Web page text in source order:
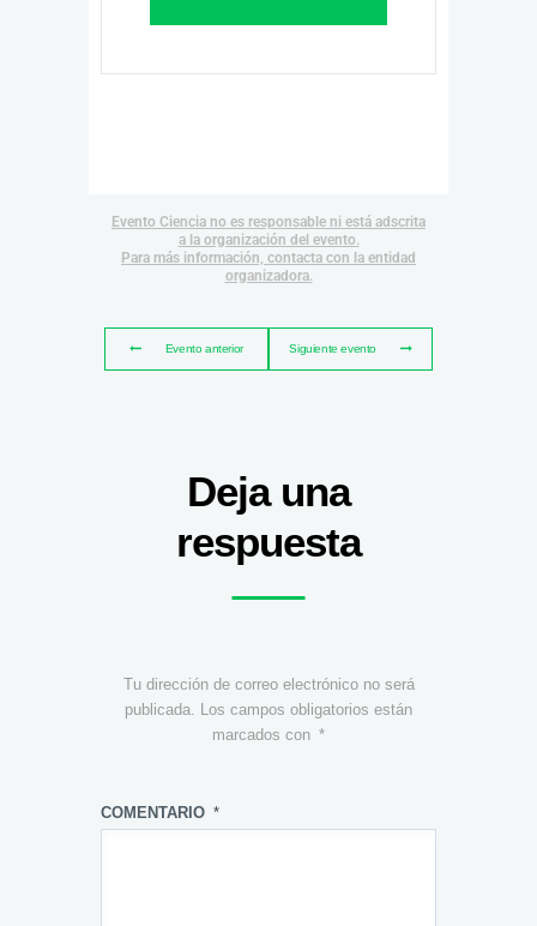
Evento Ciencia no es responsable ni está adscrita
a la organización del evento.
Para más información, contacta con la entidad
organizadora.
Evento anterior Siguiente evento
Deja una
respuesta
Tu dirección de correo electrónico no será
publicada. Los campos obligatorios están
marcados con *
COMENTARIO *